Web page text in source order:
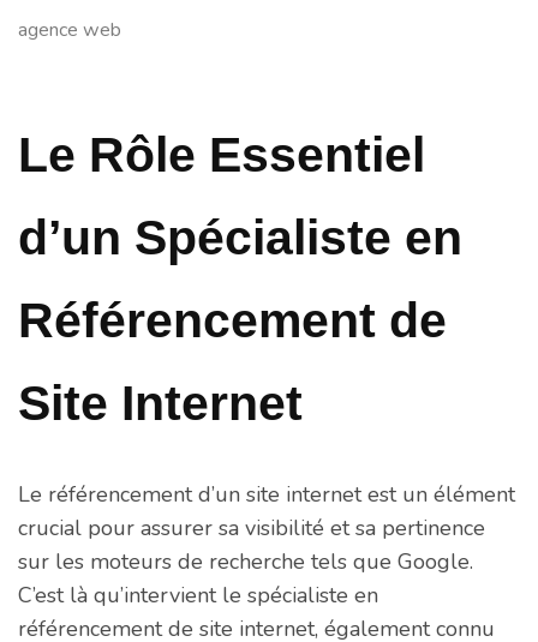
agence web
Le Rôle Essentiel
d’un Spécialiste en
Référencement de
Site Internet
Le référencement d’un site internet est un élément
crucial pour assurer sa visibilité et sa pertinence
sur les moteurs de recherche tels que Google.
C’est là qu’intervient le spécialiste en
référencement de site internet, également connu